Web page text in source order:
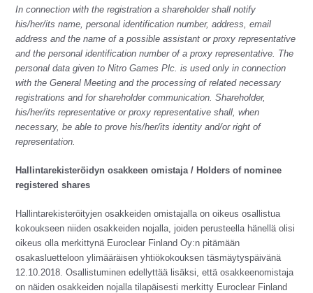
In connection with the registration a shareholder shall notify
his/her/its name, personal identification number, address, email
address and the name of a possible assistant or proxy representative
and the personal identification number of a proxy representative. The
personal data given to Nitro Games Plc. is used only in connection
with the General Meeting and the processing of related necessary
registrations and for shareholder communication. Shareholder,
his/her/its representative or proxy representative shall, when
necessary, be able to prove his/her/its identity and/or right of
representation.
Hallintarekisteröidyn osakkeen omistaja / Holders of nominee
registered shares
Hallintarekisteröityjen osakkeiden omistajalla on oikeus osallistua
kokoukseen niiden osakkeiden nojalla, joiden perusteella hänellä olisi
oikeus olla merkittynä Euroclear Finland Oy:n pitämään
osakasluetteloon ylimääräisen yhtiökokouksen täsmäytyspäivänä
12.10.2018. Osallistuminen edellyttää lisäksi, että osakkeenomistaja
on näiden osakkeiden nojalla tilapäisesti merkitty Euroclear Finland